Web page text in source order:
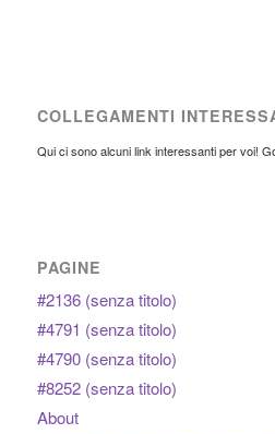
COLLEGAMENTI
Qui ci sono alcuni link interessanti per voi!
PAGINE
#2136 (senza titolo)
#4791 (senza titolo)
#4790 (senza titolo)
#8252 (senza titolo)
About